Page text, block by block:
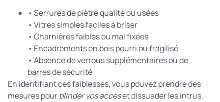
• Serrures de piètre qualité ou usées
• Vitres simples faciles à briser
• Charnières faibles ou mal fixées
• Encadrements en bois pourri ou fragilisé
• Absence de verrous supplémentaires ou de
barres de sécurité
En identifiant ces faiblesses, vous pouvez prendre des
mesures pourblinder vos accèset dissuader les intrus.